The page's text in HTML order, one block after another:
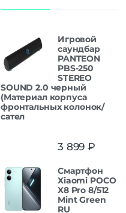
Игровой
саундбар
PANTEON
PBS-250
STEREO
SOUND 2.0 черный
(Материал корпуса
фронтальных колонок/
сател
3 899 ₽
Смартфон
Xiaomi POCO
X8 Pro 8/512
Mint Green
RU